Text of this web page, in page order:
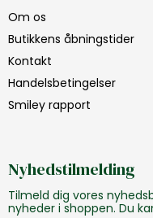
Om os
Butikkens åbningstider
Kontakt
Handelsbetingelser
Smiley rapport
Nyhedstilmelding
Tilmeld dig vores
nyheder i shoppen. Du